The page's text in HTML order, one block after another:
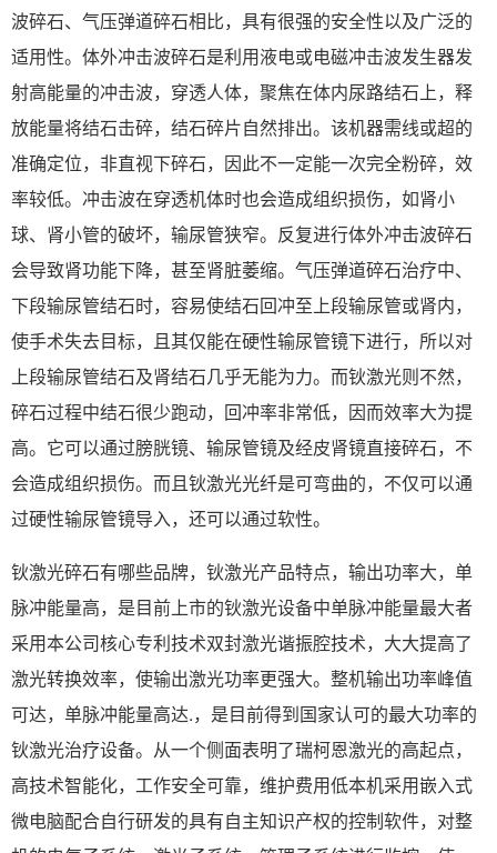
波碎石、气压弹道碎石相比，具有很强的安全性以及广泛的
适用性。体外冲击波碎石是利用液电或电磁冲击波发生器发
射高能量的冲击波，穿透人体，聚焦在体内尿路结石上，释
放能量将结石击碎，结石碎片自然排出。该机器需线或超的
准确定位，非直视下碎石，因此不一定能一次完全粉碎，效
率较低。冲击波在穿透机体时也会造成组织损伤，如肾小
球、肾小管的破坏，输尿管狭窄。反复进行体外冲击波碎石
会导致肾功能下降，甚至肾脏萎缩。气压弹道碎石治疗中、
下段输尿管结石时，容易使结石回冲至上段输尿管或肾内，
使手术失去目标，且其仅能在硬性输尿管镜下进行，所以对
上段输尿管结石及肾结石几乎无能为力。而钬激光则不然，
碎石过程中结石很少跑动，回冲率非常低，因而效率大为提
高。它可以通过膀胱镜、输尿管镜及经皮肾镜直接碎石，不
会造成组织损伤。而且钬激光光纤是可弯曲的，不仅可以通
过硬性输尿管镜导入，还可以通过软性。
钬激光碎石有哪些品牌，钬激光产品特点，输出功率大，单
脉冲能量高，是目前上市的钬激光设备中单脉冲能量最大者
采用本公司核心专利技术双封激光谐振腔技术，大大提高了
激光转换效率，使输出激光功率更强大。整机输出功率峰值
可达，单脉冲能量高达.，是目前得到国家认可的最大功率的
钬激光治疗设备。从一个侧面表明了瑞柯恩激光的高起点，
高技术智能化，工作安全可靠，维护费用低本机采用嵌入式
微电脑配合自行研发的具有自主知识产权的控制软件，对整